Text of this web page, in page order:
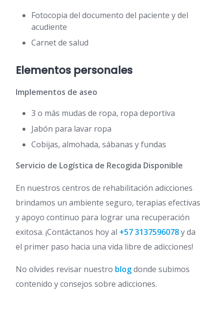
Fotocopia del documento del paciente y del
acudiente
Carnet de salud
Elementos personales
Implementos de aseo
3 o más mudas de ropa, ropa deportiva
Jabón para lavar ropa
Cobijas, almohada, sábanas y fundas
Servicio de Logística de Recogida Disponible
En nuestros centros de rehabilitación adicciones
brindamos un ambiente seguro, terapias efectivas
y apoyo continuo para lograr una recuperación
exitosa. ¡Contáctanos hoy al +57 3137596078y da
el primer paso hacia una vida libre de adicciones!
No olvides revisar nuestro blogdonde subimos
contenido y consejos sobre adicciones.